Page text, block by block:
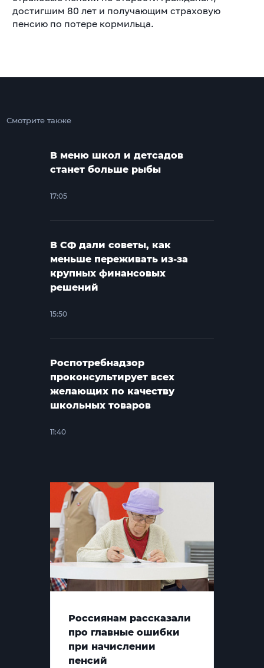
достигшим 80 лет и получающим страховую
пенсию по потере кормильца.
Смотрите также
В меню школ и детсадов
станет больше рыбы
17:05
В СФ дали советы, как
меньше переживать из-за
крупных финансовых
решений
15:50
Роспотребнадзор
проконсультирует всех
желающих по качеству
школьных товаров
11:40
Россиянам рассказали
про главные ошибки
при начислении
пенсий